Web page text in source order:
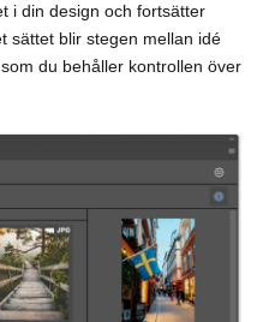
i din design och fortsätter
sättet blir stegen mellan idé
du behåller kontrollen över